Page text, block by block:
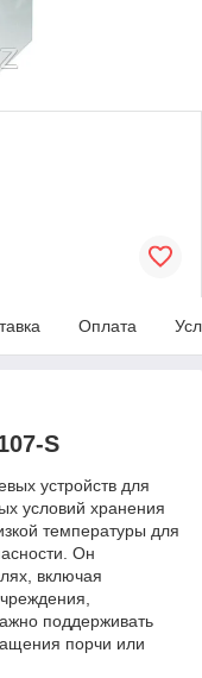
Оплата
S
устройств для
условий хранения
температуры для
Он
включая
поддерживать
порчи или